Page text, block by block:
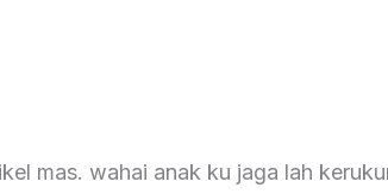
mas. wahai anak ku jaga lah